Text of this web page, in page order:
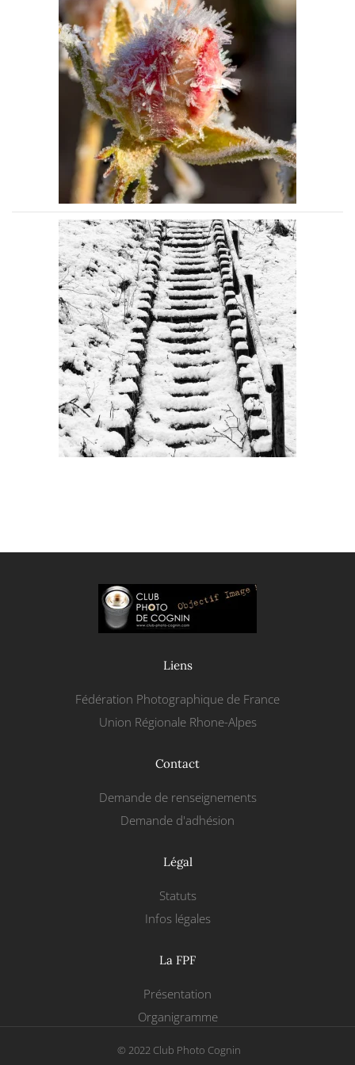
Voir la photo
Voir la photo
Liens
Fédération Photographique de France
Union Régionale Rhone-Alpes
Contact
Demande de renseignements
Demande d'adhésion
Légal
Statuts
Infos légales
La FPF
Présentation
Organigramme
© 2022 Club Photo Cognin